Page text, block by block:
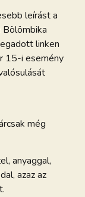
leírást a
linken
15-i esemény
még
anyaggal,
azaz az